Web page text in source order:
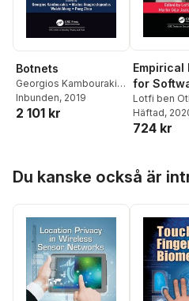
Botnets
Georgios Kambourakis ,
Marios
Anagnostopoulos
Inbunden, 2019
2 101 kr
Empirical
for
Security
Lotfi ben
Martin Gilje
Edgar Weippl
Häftad,
724 kr
Du kanske också är